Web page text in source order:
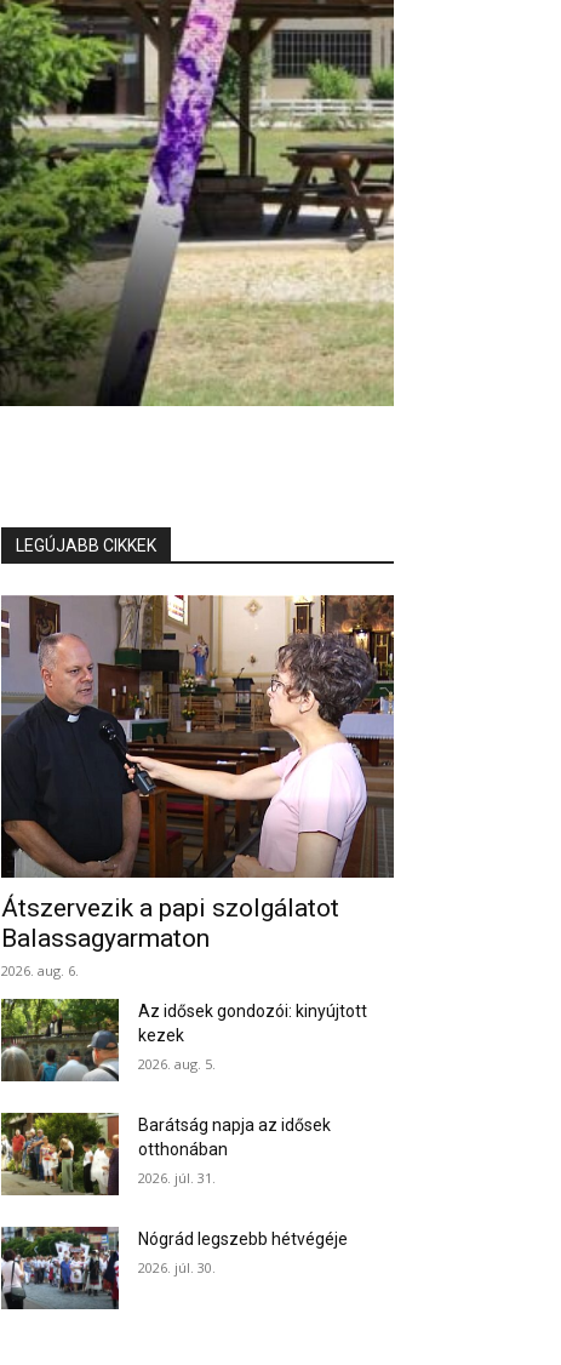
LEGÚJABB CIKKEK
Átszervezik a papi szolgálatot
Balassagyarmaton
2026. aug. 6.
Az idősek gondozói: kinyújtott
kezek
2026. aug. 5.
Barátság napja az idősek
otthonában
2026. júl. 31.
Nógrád legszebb hétvégéje
2026. júl. 30.